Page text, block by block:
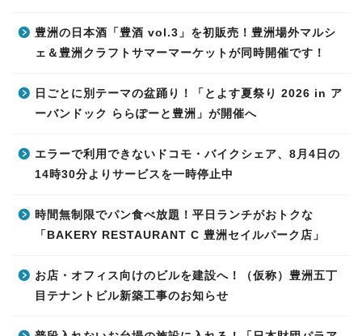
豊洲の日本酒「豊酒 vol.3」を初販売！豊洲場外マルシ
ェ＆豊洲クラフトサマーマーケットが同時開催です！
日ごとに別テーマの盆踊り！「とよす夏祭り 2026 in ア
ーバンドック ららぽーと豊洲」が開催へ
エラーで利用できないドコモ・バイクシェア、8月4日の
14時30分よりサービスを一時停止中
時間無制限でパン食べ放題！平日ランチがおトクな
「BAKERY RESTAURANT C 豊洲セイルパーク店」
お店・オフィス向けのビルを建設へ！（仮称）豊洲五丁
目テナントビル新築工事のお知らせ